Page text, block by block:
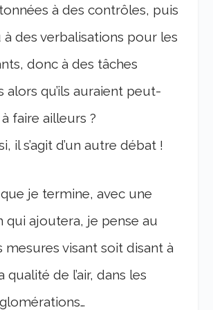
à des contrôles, puis
des verbalisations pour les
donc à des tâches
alors qu’ils auraient peut-
faire ailleurs ?
il s’agit d’un autre débat !
je termine, avec une
qui ajoutera, je pense au
mesures visant soit disant à
qualité de l’air, dans les